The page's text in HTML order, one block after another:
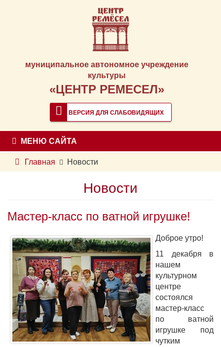
муниципальное автономное учреждение
культуры
«ЦЕНТР РЕМЕСЕЛ»
ВЕРСИЯ ДЛЯ СЛАБОВИДЯЩИХ
МЕНЮ САЙТА
Главная Новости
Новости
Мастер-класс по ватной игрушке!
Доброе утро!
11 декабря в
нашем
культурном
центре
состоялся
мастер-класс
по ватной
игрушке под
чутким